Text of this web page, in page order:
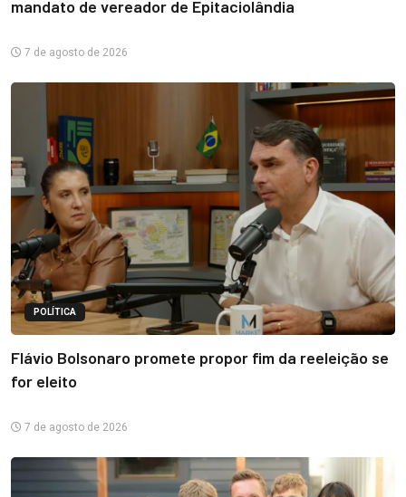
mandato de vereador de Epitaciolândia
7 de agosto de 2026
POLÍTICA
Flávio Bolsonaro promete propor fim da reeleição se
for eleito
7 de agosto de 2026